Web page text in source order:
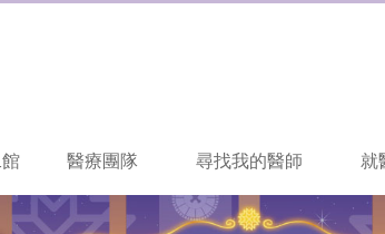
醫療團隊 尋找我的醫師 就